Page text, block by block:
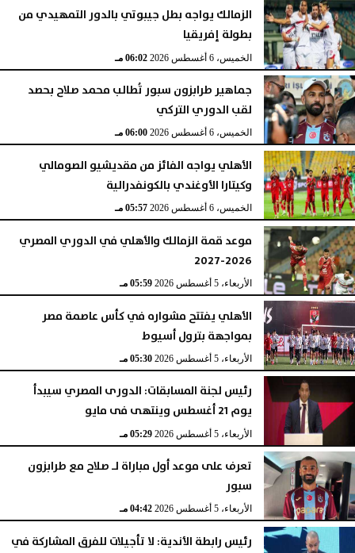
الزمالك يواجه بطل جيبوتي بالدور التمهيدي من
بطولة إفريقيا
الخميس، 6 أغسطس 2026 06:02 مـ
جماهير طرابزون سبور تُطالب محمد صلاح بحصد
لقب الدوري التركي
الخميس، 6 أغسطس 2026 06:00 مـ
الأهلي يواجه الفائز من مقديشيو الصومالي
وكيتارا الأوغندي بالكونفدرالية
الخميس، 6 أغسطس 2026 05:57 مـ
موعد قمة الزمالك والأهلي في الدوري المصري
2026-2027
الأربعاء، 5 أغسطس 2026 05:59 مـ
الأهلي يفتتح مشواره في كأس عاصمة مصر
بمواجهة بترول أسيوط
الأربعاء، 5 أغسطس 2026 05:30 مـ
رئيس لجنة المسابقات: الدورى المصري سيبدأ
يوم 21 أغسطس وينتهى فى مايو
الأربعاء، 5 أغسطس 2026 05:29 مـ
تعرف على موعد أول مباراة لـ صلاح مع طرابزون
سبور
الأربعاء، 5 أغسطس 2026 04:42 مـ
رئيس رابطة الأندية: لا تأجيلات للفرق المشاركة في